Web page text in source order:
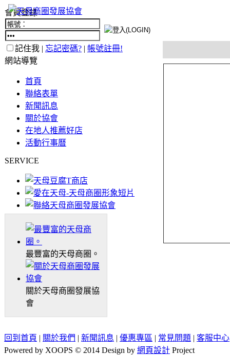
會員登錄
記住我 | 忘記密碼? | 帳號註冊!
網站導覽
首頁
聯絡表單
新聞訊息
關於協會
在地人推薦好店
活動行事曆
SERVICE
最豐富的天母商圈。
關於天母商圈發展協
會
回到首頁 | 關於我們 | 新聞訊息 | 優惠專區 | 常見問題 | 客服中心
Powered by XOOPS © 2014 Design by 網頁設計 Project